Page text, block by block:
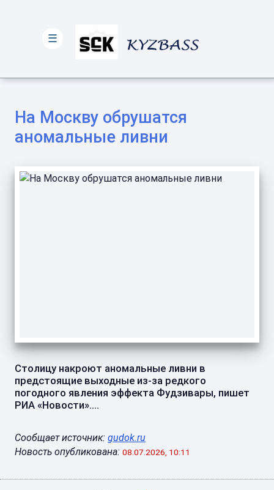
На Москву обрушатся
аномальные ливни
Столицу накроют аномальные ливни в
предстоящие выходные из-за редкого
погодного явления эффекта Фудзивары, пишет
РИА «Новости»....
Сообщает источник: gudok.ru
Новость опубликована: 08.07.2026, 10:11
☰